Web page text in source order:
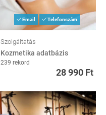
Email Telefonszám
Szolgáltatás
Kozmetika adatbázis
239 rekord
28 990 Ft